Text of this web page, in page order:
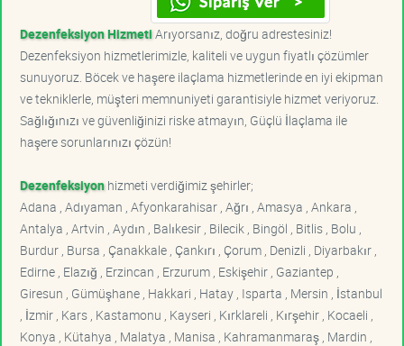
Dezenfeksiyon HizmetiArıyorsanız, doğru adrestesiniz!
Dezenfeksiyon hizmetlerimizle, kaliteli ve uygun fiyatlı çözümler
sunuyoruz. Böcek ve haşere ilaçlama hizmetlerinde en iyi ekipman
ve tekniklerle, müşteri memnuniyeti garantisiyle hizmet veriyoruz.
Sağlığınızı ve güvenliğinizi riske atmayın, Güçlü İlaçlama ile
haşere sorunlarınızı çözün!
Dezenfeksiyonhizmeti verdiğimiz şehirler;
Adana , Adıyaman , Afyonkarahisar , Ağrı , Amasya , Ankara ,
Antalya , Artvin , Aydın , Balıkesir , Bilecik , Bingöl , Bitlis , Bolu ,
Burdur , Bursa , Çanakkale , Çankırı , Çorum , Denizli , Diyarbakır ,
Edirne , Elazığ , Erzincan , Erzurum , Eskişehir , Gaziantep ,
Giresun , Gümüşhane , Hakkari , Hatay , Isparta , Mersin , İstanbul
, İzmir , Kars , Kastamonu , Kayseri , Kırklareli , Kırşehir , Kocaeli ,
Konya , Kütahya , Malatya , Manisa , Kahramanmaraş , Mardin ,